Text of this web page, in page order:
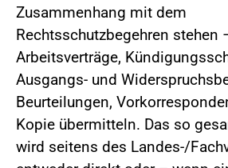
Zusammenhang mit dem
Rechtsschutzbegehren stehen
Arbeitsverträge,
Ausgangs- und
Beurteilungen,
Kopie übermitteln. Das so
wird seitens des Landes-/